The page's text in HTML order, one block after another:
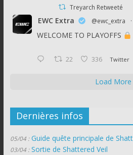
Treyarch Retweeté
EWC Extra @ewc_extra ·
WELCOME TO PLAYOFFS
22 336 Twitter
Load More
Dernières infos
05/04 : Guide quête principale de
03/04 : Sortie de Shattered Veil